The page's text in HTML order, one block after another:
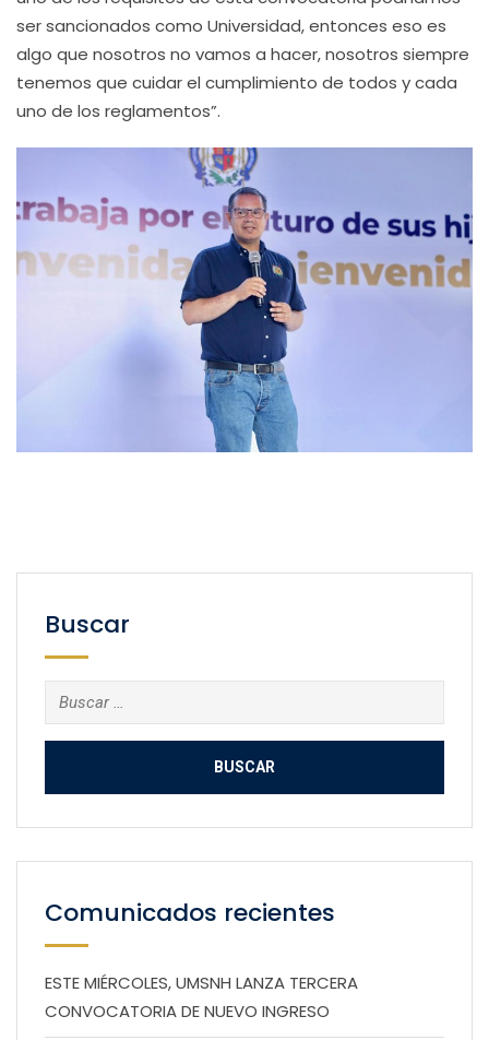
ser sancionados como Universidad, entonces eso es
algo que nosotros no vamos a hacer, nosotros siempre
tenemos que cuidar el cumplimiento de todos y cada
uno de los reglamentos”.
Buscar
Buscar:
Comunicados recientes
ESTE MIÉRCOLES, UMSNH LANZA TERCERA
CONVOCATORIA DE NUEVO INGRESO